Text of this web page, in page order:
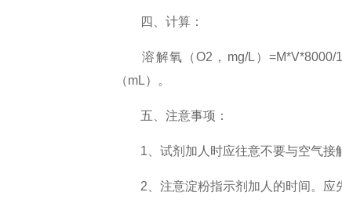
四、计算：
溶解氧（O2，mg/L）=M*V*8000/
（mL）。
五、注意事项：
1、试剂加人时应往意不要与空气接
2、注意淀粉指示剂加人的时间。应先